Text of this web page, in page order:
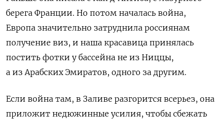
берега Франции. Но потом началась война,
Европа значительно затруднила россиянам
получение виз, и наша красавица принялась
постить фотки у бассейна не из Ниццы,
а из Арабских Эмиратов, одного за другим.
Если война там, в Заливе разгорится всерьез, она
приложит недюжинные усилия, чтобы сбежать